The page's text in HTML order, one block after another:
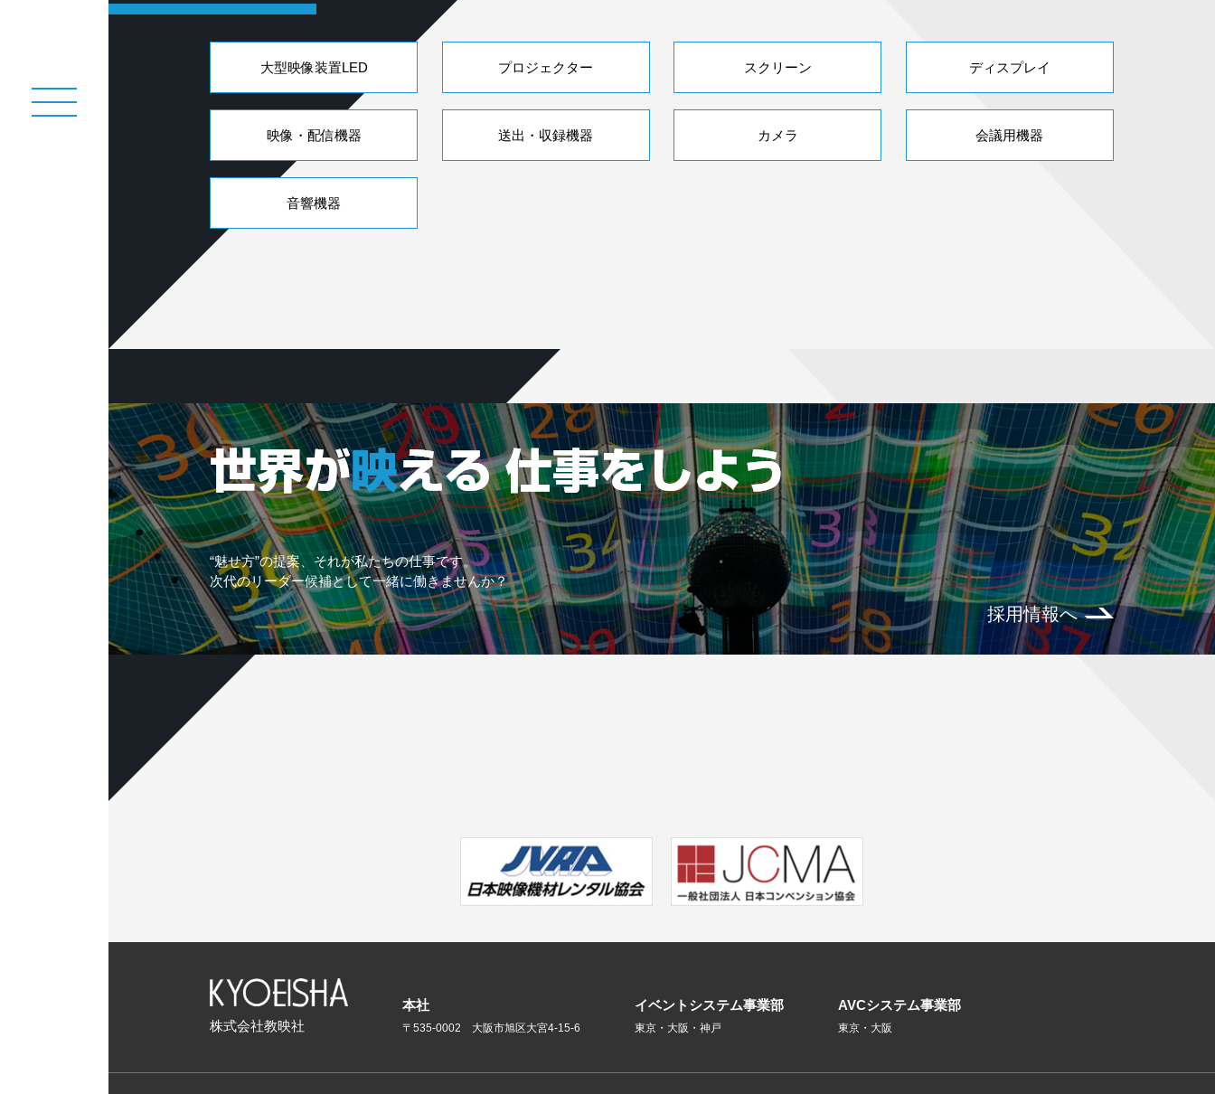
大型映像装置LED プロジェクター スクリーン ディスプレイ
映像・配信機器 送出・収録機器 カメラ 会議用機器
音響機器
“魅せ方”の提案、それが私たちの仕事です。
次代のリーダー候補として一緒に働きませんか？
採用情報へ
株式会社教映社
本社
〒535-0002 大阪市旭区大宮4-15-6
イベントシステム事業部
東京・大阪・神戸
AVCシステム事業部
東京・大阪